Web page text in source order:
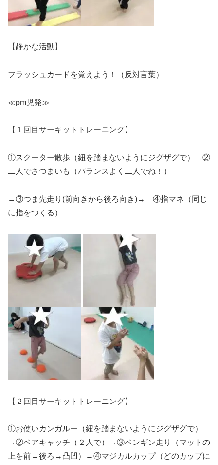
【静かな活動】
フラッシュカードを覚えよう！（反対言葉）
≪pm児発≫
【１回目サーキットトレーニング】
①スクーター散歩（紐を踏まないようにジグザグで）→②
二人でさつまいも（バランスよく二人でね！）
→③つま先走り(前向きから後ろ向き)→ ④指マネ（同じ
に指をつくる）
【２回目サーキットトレーニング】
①お使いカンガルー（紐を踏まないようにジグザグで）
→②ペアキャッチ（２人で）→③ペンギン走り（マットの
上を前→後ろ→凸凹）→④マジカルカップ（どのカップに